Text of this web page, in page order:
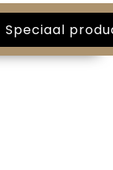
Speciaal